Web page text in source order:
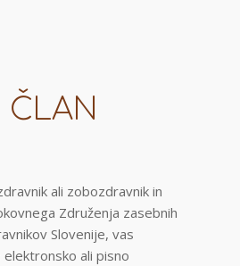
ČLAN
ali zobozdravnik in
Združenja zasebnih
Slovenije, vas
ali pisno